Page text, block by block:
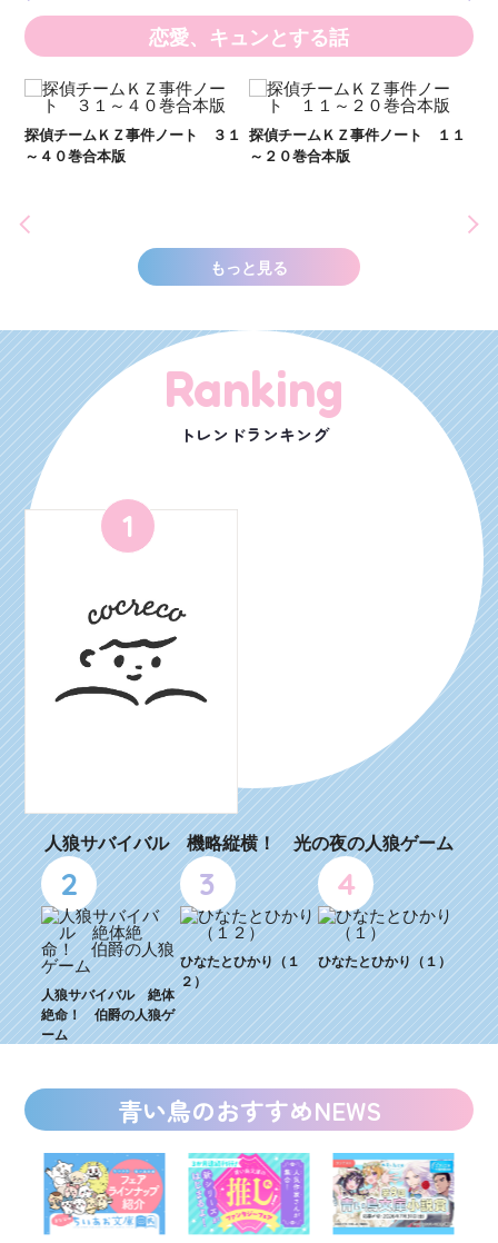
恋愛、キュンとする話
探偵チームＫＺ事件ノート ３１
～４０巻合本版
探偵チームＫＺ事件ノート １１
～２０巻合本版
もっと見る
Ranking
トレンドランキング
1
人狼サバイバル 機略縦横！ 光の夜の人狼ゲーム
2
人狼サバイバル 絶体
絶命！ 伯爵の人狼ゲ
ーム
3
ひなたとひかり（１
２）
4
ひなたとひかり（１）
青い鳥のおすすめNEWS